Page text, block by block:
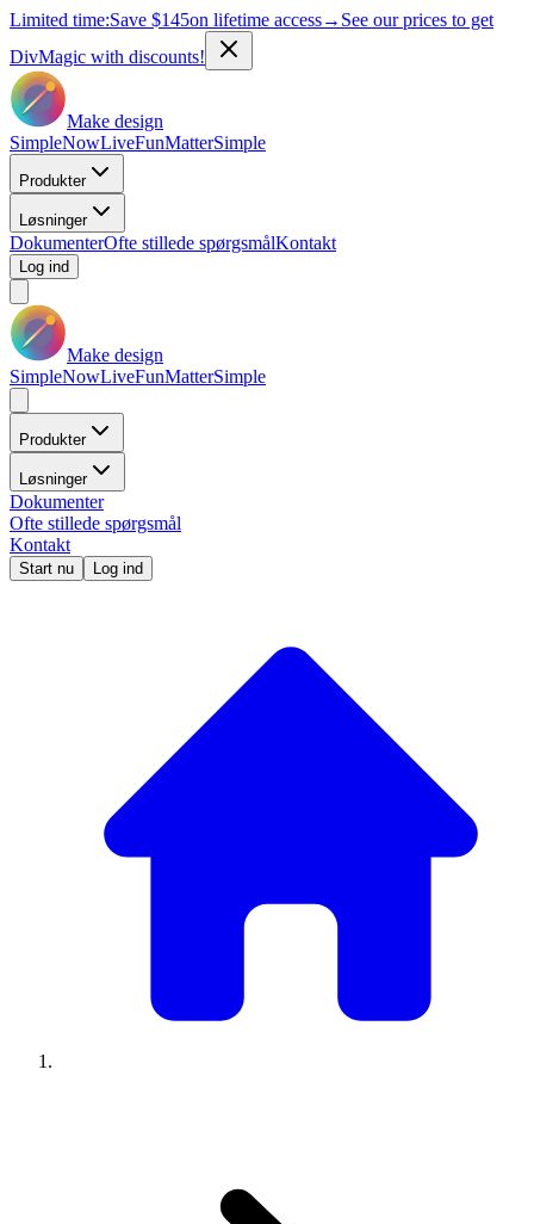
Limited time:Save $145on lifetime access→ See our prices to get
DivMagic with discounts!
Make design
SimpleNowLiveFunMatterSimple
Produkter
Løsninger
DokumenterOfte stillede spørgsmålKontakt
Log ind
Make design
SimpleNowLiveFunMatterSimple
Produkter
Løsninger
Dokumenter
Ofte stillede spørgsmål
Kontakt
Start nu Log ind